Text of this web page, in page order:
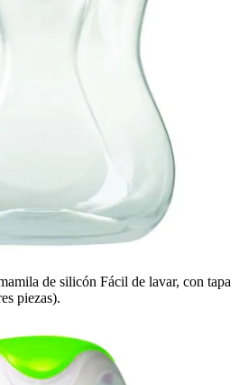
de silicón Fácil de lavar, con tapa
piezas).